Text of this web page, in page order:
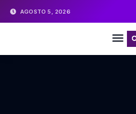
AGOSTO 5, 2026